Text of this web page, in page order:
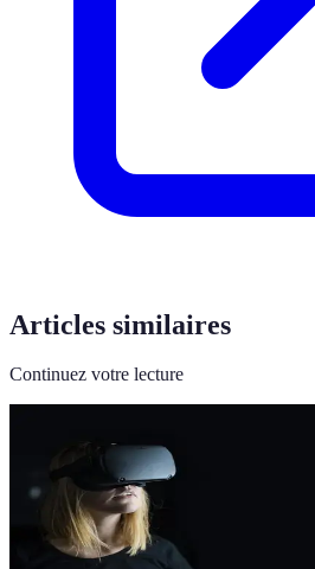
Articles similaires
Continuez votre lecture